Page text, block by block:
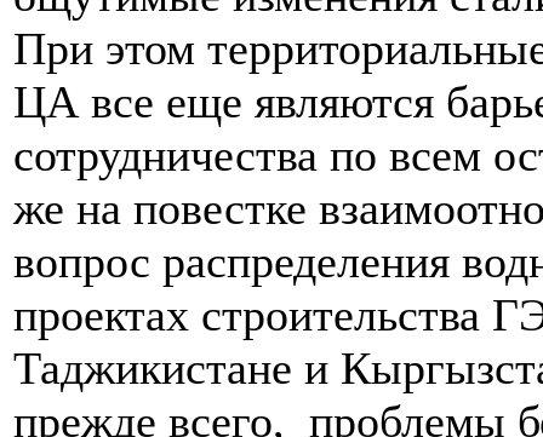
При этом
ЦА все еще являются
сотрудничества по всем
же на повестке
вопрос распределения
проектах строительства
Таджикистане и
прежде всего, проблемы